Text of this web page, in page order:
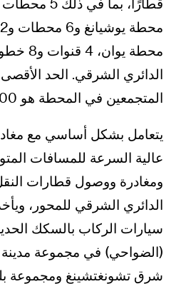
محطة
الدائري الشرقي. الحد
المتجمعين في المحطة هو 15000.
يتعامل بشكل أساسي مع
عالية السرعة للمسافات
ومغادرة ووصول قطارات
الدائري الشرقي للمحور،
سيارات الركاب بالسكك
(الضواحي) في مجموعة
شرق تشونغتشينغ ومجموعة